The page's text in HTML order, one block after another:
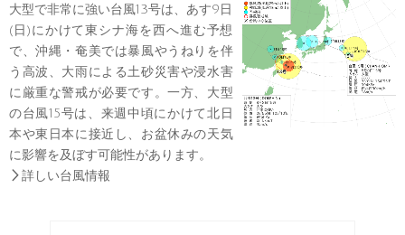
大型で非常に強い台風13号は、あす9日
(日)にかけて東シナ海を西へ進む予想
で、沖縄・奄美では暴風やうねりを伴
う高波、大雨による土砂災害や浸水害
に厳重な警戒が必要です。一方、大型
の台風15号は、来週中頃にかけて北日
本や東日本に接近し、お盆休みの天気
に影響を及ぼす可能性があります。
 詳しい台風情報